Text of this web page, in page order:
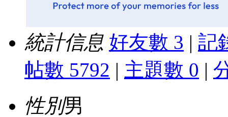
統計信息 好友數 3 | 記
帖數 5792 | 主題數 0 |
性別男